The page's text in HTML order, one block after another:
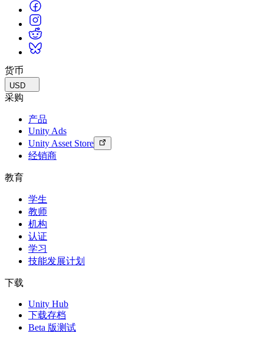
用户获取
被发现并获取移动用户
管理跨门店和D2C渠道的IAP（应用内购买）
商业化
通过 Unity 投放广告
使用案例
移动游戏
使用 Unity 打造移动端爆款游戏
独立游戏
小团队也能做出大游戏
XR 游戏
跨平台发布 XR 游戏
多人游戏
简化多人游戏开发
汽车
提升创新能力和车内体验
查看所有行业
最佳实践指南
专家提示和技巧
演示
演示、示例和构建模块
所有资源
新增功能
博客
更新、信息和技术提示
新闻
新闻、故事和新闻中心
对于学生
开启您的职业生涯
增强您的教学
教育资助许可证
认证
证明您的Unity精通
货币
USD
采购
产品
Unity Ads
Unity Asset Store
经销商
教育
学生
教师
机构
认证
学习
技能发展计划
下载
Unity Hub
下载存档
Beta 版测试